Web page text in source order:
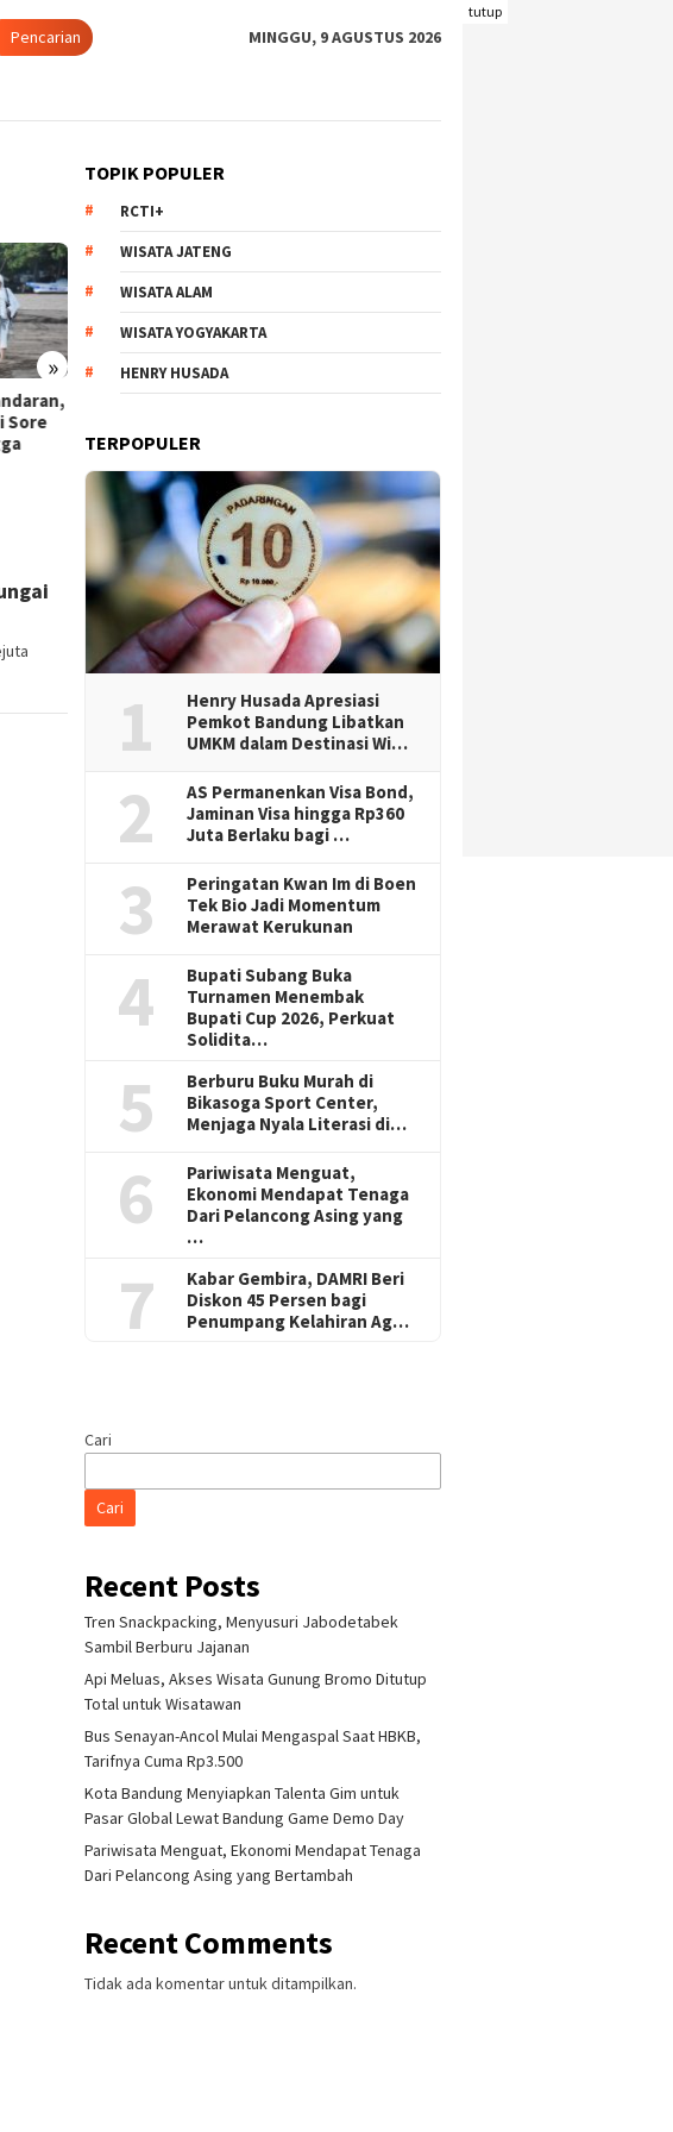
tutup
Pencarian MINGGU, 9 AGUSTUS 2026
»
Bulbul
Kebun Hortensia Brakseng di
Produktif ke Destinasi
Wisata Bunga di Gunung
TOPIK POPULER
RCTI+
WISATA JATENG
WISATA ALAM
WISATA YOGYAKARTA
HENRY HUSADA
TERPOPULER
1
Henry Husada Apresiasi
Pemkot Bandung Libatkan
UMKM dalam Destinasi Wi…
2
AS Permanenkan Visa Bond,
Jaminan Visa hingga Rp360
Juta Berlaku bagi …
3
Peringatan Kwan Im di Boen
Tek Bio Jadi Momentum
Merawat Kerukunan
4
Bupati Subang Buka
Turnamen Menembak
Bupati Cup 2026, Perkuat
Solidita…
5
Berburu Buku Murah di
Bikasoga Sport Center,
Menjaga Nyala Literasi di…
6
Pariwisata Menguat,
Ekonomi Mendapat Tenaga
Dari Pelancong Asing yang
…
7
Kabar Gembira, DAMRI Beri
Diskon 45 Persen bagi
Penumpang Kelahiran Ag…
Cari
Cari
Recent Posts
Tren Snackpacking, Menyusuri Jabodetabek
Sambil Berburu Jajanan
Api Meluas, Akses Wisata Gunung Bromo Ditutup
Total untuk Wisatawan
Bus Senayan-Ancol Mulai Mengaspal Saat HBKB,
Tarifnya Cuma Rp3.500
Kota Bandung Menyiapkan Talenta Gim untuk
Pasar Global Lewat Bandung Game Demo Day
Pariwisata Menguat, Ekonomi Mendapat Tenaga
Dari Pelancong Asing yang Bertambah
Recent Comments
Tidak ada komentar untuk ditampilkan.